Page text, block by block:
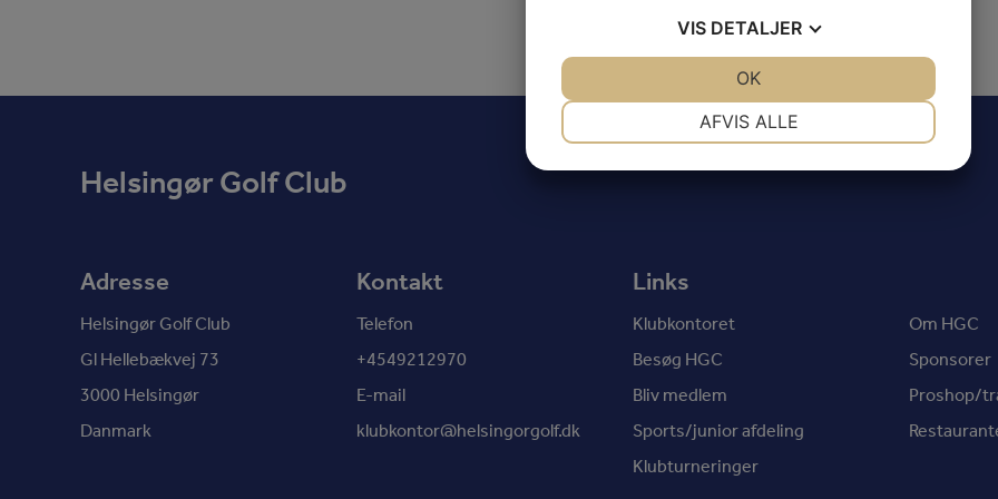
Helsingør Golf Club
Adresse
Helsingør Golf Club
Gl Hellebækvej 73
3000 Helsingør
Danmark
Kontakt
Telefon
+4549212970
E-mail
klubkontor@helsingorgolf.dk
Links
Klubkontoret
Besøg HGC
Bliv medlem
Sports/junior afdeling
Klubturneringer
Om HGC
Sponsorer
Proshop/
VIS DETALJER
AFVIS ALLE
OK